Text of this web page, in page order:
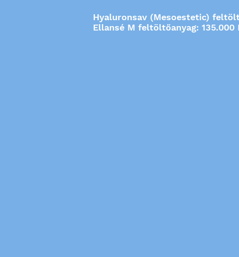
Hyaluronsav (Mesoestetic)
Ellansé M feltöltőanyag: